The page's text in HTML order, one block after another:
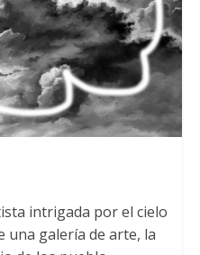
intrigada por el cielo
una galería de arte, la